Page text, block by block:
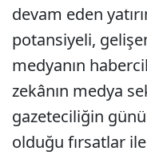
devam eden
potansiyeli,
medyanın
zekânın medya
gazeteciliğin
olduğu fırsatlar